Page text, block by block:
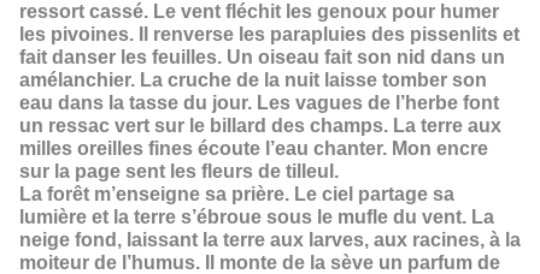
ressort cassé. Le vent fléchit les genoux pour humer
les pivoines. Il renverse les parapluies des pissenlits et
fait danser les feuilles. Un oiseau fait son nid dans un
amélanchier. La cruche de la nuit laisse tomber son
eau dans la tasse du jour. Les vagues de l’herbe font
un ressac vert sur le billard des champs. La terre aux
milles oreilles fines écoute l’eau chanter. Mon encre
sur la page sent les fleurs de tilleul.
La forêt m’enseigne sa prière. Le ciel partage sa
lumière et la terre s’ébroue sous le mufle du vent. La
neige fond, laissant la terre aux larves, aux racines, à la
moiteur de l’humus. Il monte de la sève un parfum de